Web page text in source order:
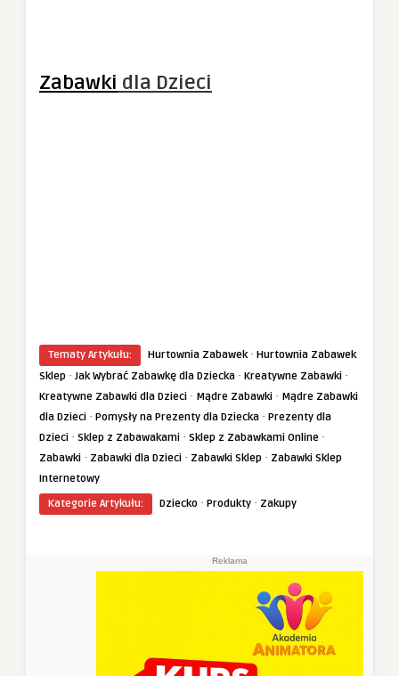
Zabawki dla Dzieci
Tematy Artykułu: Hurtownia Zabawek· Hurtownia Zabawek
Sklep · Jak Wybrać Zabawkę dla Dziecka · Kreatywne Zabawki ·
Kreatywne Zabawki dla Dzieci · Mądre Zabawki · Mądre Zabawki
dla Dzieci · Pomysły na Prezenty dla Dziecka · Prezenty dla
Dzieci · Sklep z Zabawakami · Sklep z Zabawkami Online ·
Zabawki · Zabawki dla Dzieci · Zabawki Sklep · Zabawki Sklep
Internetowy
Kategorie Artykułu:
Dziecko · Produkty · Zakupy
Reklama